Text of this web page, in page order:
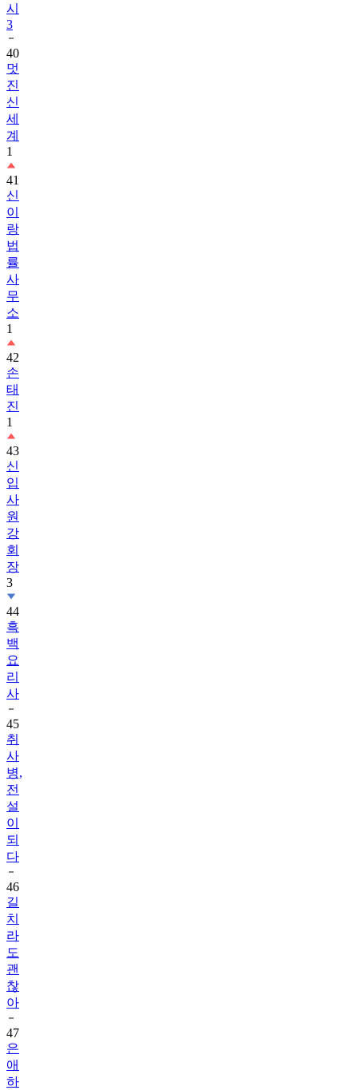
시
3
40
멋
진
신
세
계
1
41
신
이
랑
법
률
사
무
소
1
42
손
태
진
1
43
신
입
사
원
강
회
장
3
44
흑
백
요
리
사
45
취
사
병,
전
설
이
되
다
46
길
치
라
도
괜
찮
아
47
은
애
하